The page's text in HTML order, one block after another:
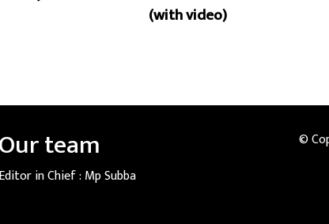
(with video)
Our team
Editor in Chief : Mp Subba
©